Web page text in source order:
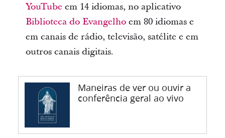
YouTube em 14 idiomas, no aplicativo
Biblioteca do Evangelhoem 80 idiomas e
em canais de rádio, televisão, satélite e em
outros canais digitais.
Maneiras de ver ou ouvir a
conferência geral ao vivo